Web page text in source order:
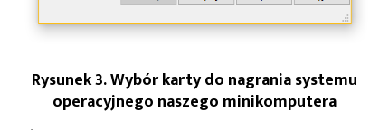
Rysunek 3. Wybór karty do nagrania systemu
operacyjnego naszego minikomputera